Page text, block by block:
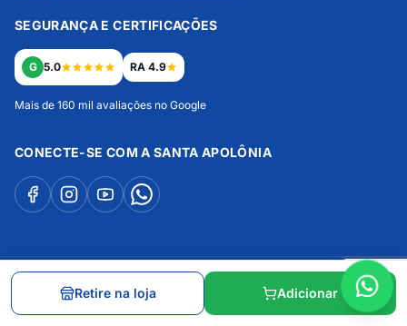
SEGURANÇA E CERTIFICAÇÕES
G 5.0 RA 4.9
Mais de 160 mil avaliações no Google
CONECTE-SE COM A SANTA APOLÔNIA
Copyright 2026 - Santa Apolônia - Avenida Marginal Leste, 2030 - Centro
- Balneário Camboriú/SC - Razão Social: PRAIANA COMERCIO DE
PRODUTOS HOSPITALARES LTDA EPP - CNPJ: 82.858.903/0001-72
Retire na loja Adicionar